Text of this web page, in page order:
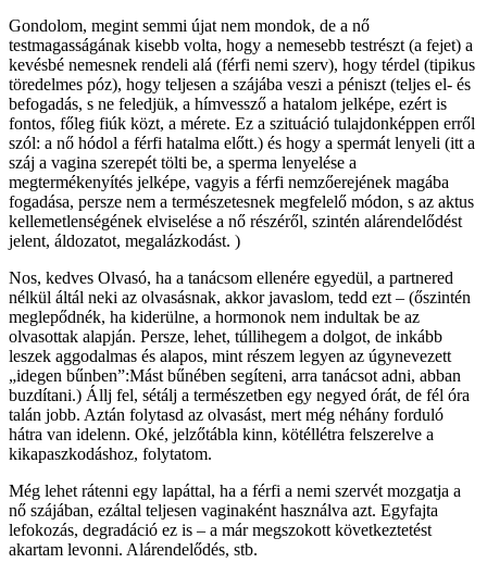
Gondolom, megint semmi újat nem mondok, de a nő
testmagasságának kisebb volta, hogy a nemesebb testrészt (a fejet) a
kevésbé nemesnek rendeli alá (férfi nemi szerv), hogy térdel (tipikus
töredelmes póz), hogy teljesen a szájába veszi a péniszt (teljes el- és
befogadás, s ne feledjük, a hímvessző a hatalom jelképe, ezért is
fontos, főleg fiúk közt, a mérete. Ez a szituáció tulajdonképpen erről
szól: a nő hódol a férfi hatalma előtt.) és hogy a spermát lenyeli (itt a
száj a vagina szerepét tölti be, a sperma lenyelése a
megtermékenyítés jelképe, vagyis a férfi nemzőerejének magába
fogadása, persze nem a természetesnek megfelelő módon, s az aktus
kellemetlenségének elviselése a nő részéről, szintén alárendelődést
jelent, áldozatot, megalázkodást. )
Nos, kedves Olvasó, ha a tanácsom ellenére egyedül, a partnered
nélkül áltál neki az olvasásnak, akkor javaslom, tedd ezt – (őszintén
meglepődnék, ha kiderülne, a hormonok nem indultak be az
olvasottak alapján. Persze, lehet, túllihegem a dolgot, de inkább
leszek aggodalmas és alapos, mint részem legyen az úgynevezett
„idegen bűnben”:Mást bűnében segíteni, arra tanácsot adni, abban
buzdítani.) Állj fel, sétálj a természetben egy negyed órát, de fél óra
talán jobb. Aztán folytasd az olvasást, mert még néhány forduló
hátra van idelenn. Oké, jelzőtábla kinn, kötéllétra felszerelve a
kikapaszkodáshoz, folytatom.
Még lehet rátenni egy lapáttal, ha a férfi a nemi szervét mozgatja a
nő szájában, ezáltal teljesen vaginaként használva azt. Egyfajta
lefokozás, degradáció ez is – a már megszokott következtetést
akartam levonni. Alárendelődés, stb.